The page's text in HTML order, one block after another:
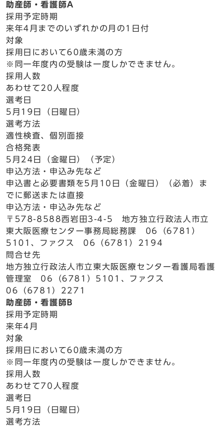
助産師・看護師A
採用予定時期
来年4月までのいずれかの月の1日付
対象
採用日において60歳未満の方
※同一年度内の受験は一度しかできません。
採用人数
あわせて20人程度
選考日
5月19日（日曜日）
選考方法
適性検査、個別面接
合格発表
5月24日（金曜日）（予定）
申込方法・申込み先など
申込書と必要書類を5月10日（金曜日）（必着）ま
でに郵送または直接
申込方法・申込み先など
〒578-8588西岩田3-4-5 地方独立行政法人市立
東大阪医療センター事務局総務課 06（6781）
5101、ファクス 06（6781）2194
問合せ先
地方独立行政法人市立東大阪医療センター看護局看護
管理室 06（6781）5101、ファクス
06（6781）2271
助産師・看護師B
採用予定時期
来年4月
対象
採用日において60歳未満の方
※同一年度内の受験は一度しかできません。
採用人数
あわせて70人程度
選考日
5月19日（日曜日）
選考方法